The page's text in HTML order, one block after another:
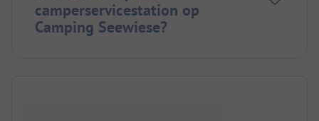
camperservicestation op
Camping Seewiese?